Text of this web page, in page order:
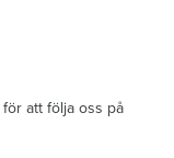
för att följa oss på